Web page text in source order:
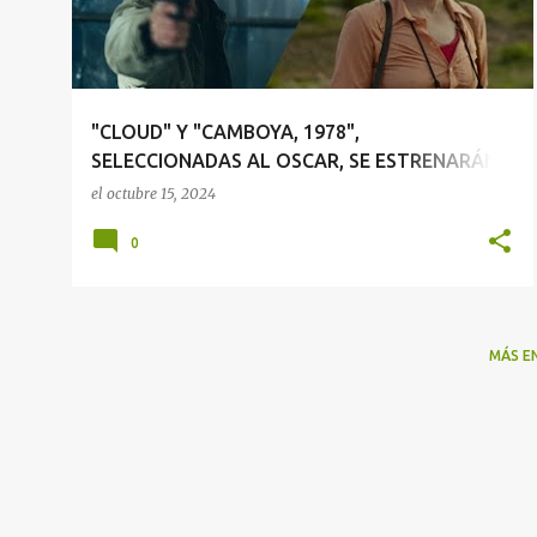
r
a
d
"CLOUD" Y "CAMBOYA, 1978",
SELECCIONADAS AL OSCAR, SE ESTRENARÁN
EL 22 DE NOVIEMBRE
el octubre 15, 2024
0
MÁS